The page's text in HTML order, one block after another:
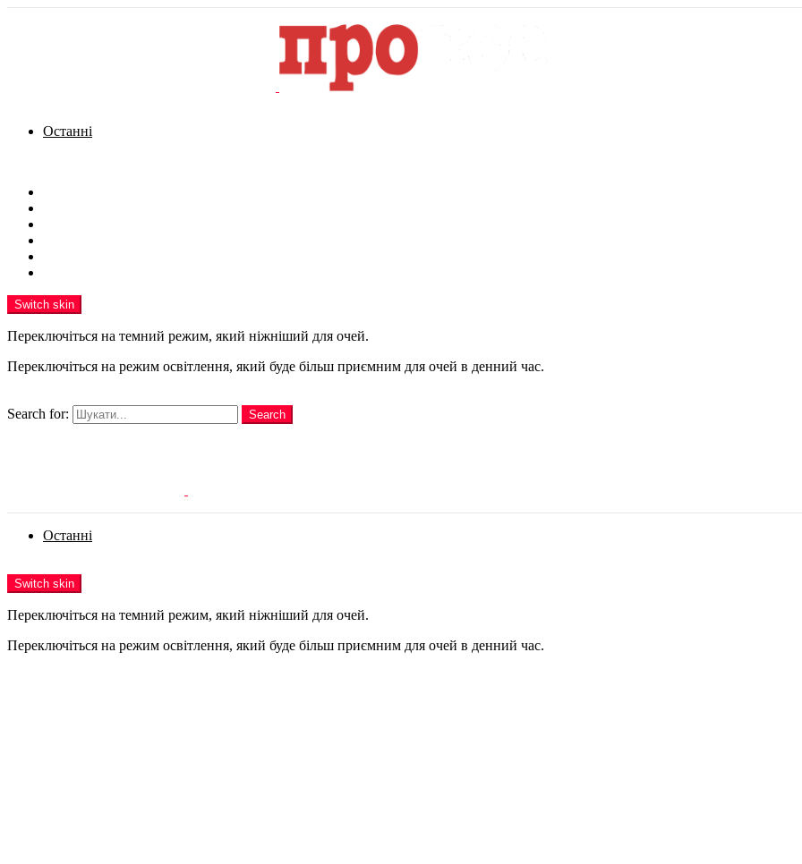
Останні
Switch skin
Переключіться на темний режим, який ніжніший для очей.
Переключіться на режим освітлення, який буде більш приємним для очей в денний час.
Search for:
Search
Останні
Switch skin
Переключіться на темний режим, який ніжніший для очей.
Переключіться на режим освітлення, який буде більш приємним для очей в денний час.